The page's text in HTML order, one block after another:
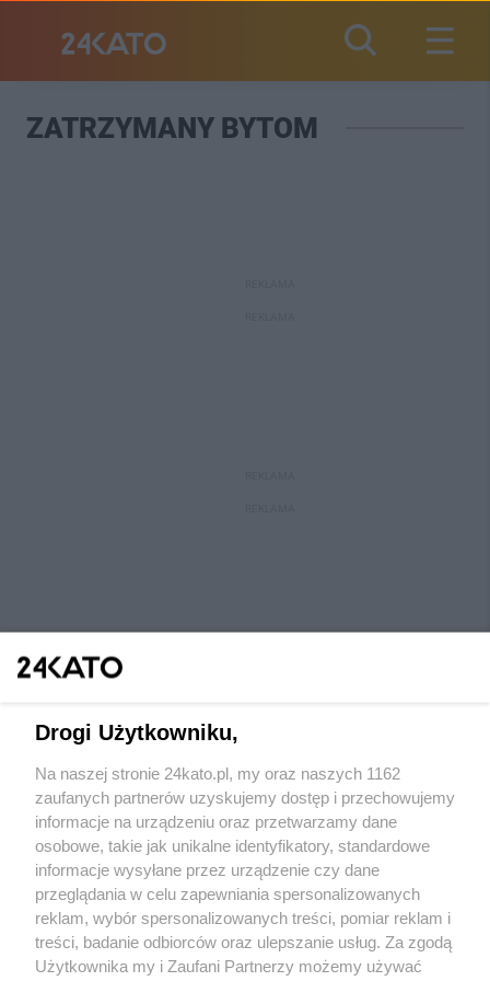
ZATRZYMANY BYTOM
Wydawca mediów lokalnych
Nie zapomnij
zapoznać się z:
polityką prywatności regulamin korzystania z portali
Twojemiasto Skontaktuj sięz nami
Drogi Użytkowniku,
Na naszej stronie 24kato.pl, my oraz naszych 1162
zaufanych partnerów uzyskujemy dostęp i przechowujemy
informacje na urządzeniu oraz przetwarzamy dane
osobowe, takie jak unikalne identyfikatory, standardowe
informacje wysyłane przez urządzenie czy dane
przeglądania w celu zapewniania spersonalizowanych
reklam, wybór spersonalizowanych treści, pomiar reklam i
treści, badanie odbiorców oraz ulepszanie usług. Za zgodą
Użytkownika my i Zaufani Partnerzy możemy używać